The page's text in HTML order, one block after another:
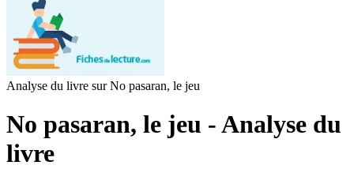
Analyse du livre sur No pasaran, le jeu
No pasaran, le jeu - Analyse du
livre